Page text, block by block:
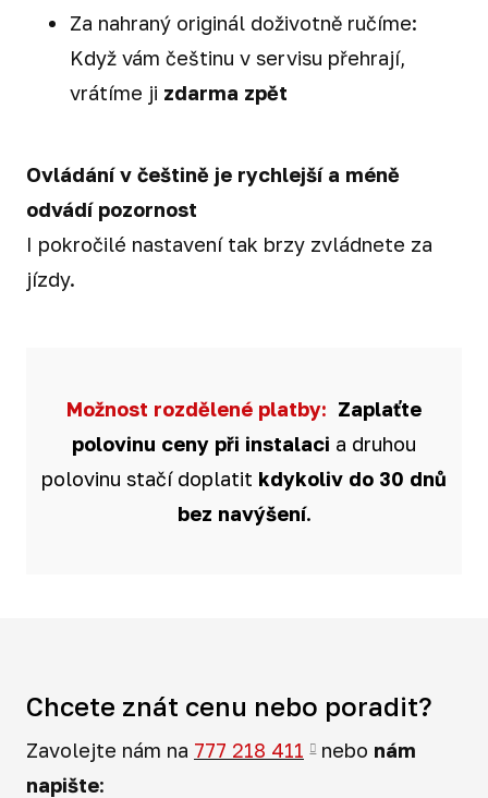
Za nahraný originál doživotně ručíme:
Když vám češtinu v servisu přehrají,
vrátíme ji zdarma zpět
Ovládání v češtině je rychlejší a méně
odvádí pozornost
I pokročilé nastavení tak brzy zvládnete za
jízdy.
Možnost rozdělené platby: Zaplaťte
polovinu ceny při instalaci a druhou
polovinu stačí doplatit kdykoliv do 30 dnů
bez navýšení.
Chcete znát cenu nebo poradit?
Zavolejte nám na 777 218 411 nebo nám
napište: